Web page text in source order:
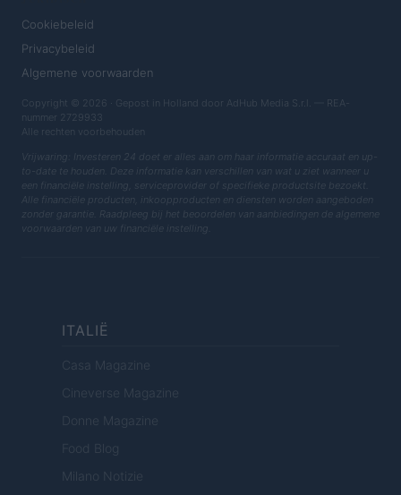
Cookiebeleid
Privacybeleid
Algemene voorwaarden
Copyright © 2026 · Gepost in Holland door AdHub Media S.r.l. — REA-
nummer 2729933
Alle rechten voorbehouden
Vrijwaring: Investeren 24 doet er alles aan om haar informatie accuraat en up-
to-date te houden. Deze informatie kan verschillen van wat u ziet wanneer u
een financiële instelling, serviceprovider of specifieke productsite bezoekt.
Alle financiële producten, inkoopproducten en diensten worden aangeboden
zonder garantie. Raadpleeg bij het beoordelen van aanbiedingen de algemene
voorwaarden van uw financiële instelling.
ITALIË
Casa Magazine
Cineverse Magazine
Donne Magazine
Food Blog
Milano Notizie